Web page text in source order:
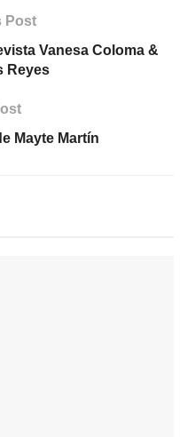
Post
Vanesa Coloma &
Reyes
Mayte Martín